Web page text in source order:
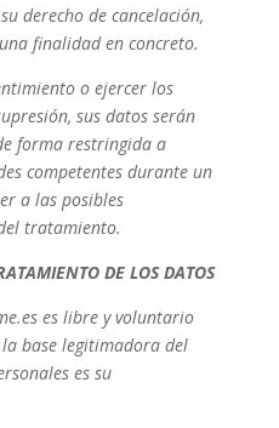
derecho de cancelación,
finalidad en concreto.
o ejercer los
sus datos serán
forma restringida a
competentes durante un
a las posibles
tratamiento.
DE LOS DATOS
es libre y voluntario
base legitimadora del
es su